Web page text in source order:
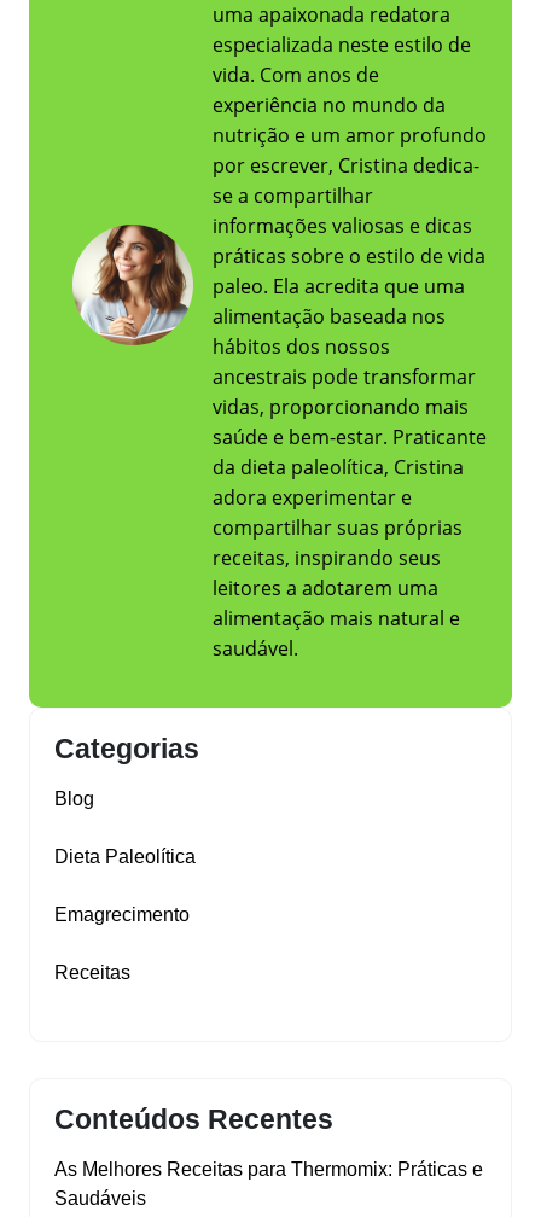
uma apaixonada redatora
especializada neste estilo de
vida. Com anos de
experiência no mundo da
nutrição e um amor profundo
por escrever, Cristina dedica-
se a compartilhar
informações valiosas e dicas
práticas sobre o estilo de vida
paleo. Ela acredita que uma
alimentação baseada nos
hábitos dos nossos
ancestrais pode transformar
vidas, proporcionando mais
saúde e bem-estar. Praticante
da dieta paleolítica, Cristina
adora experimentar e
compartilhar suas próprias
receitas, inspirando seus
leitores a adotarem uma
alimentação mais natural e
saudável.
Categorias
Blog
Dieta Paleolítica
Emagrecimento
Receitas
Conteúdos Recentes
As Melhores Receitas para Thermomix: Práticas e
Saudáveis